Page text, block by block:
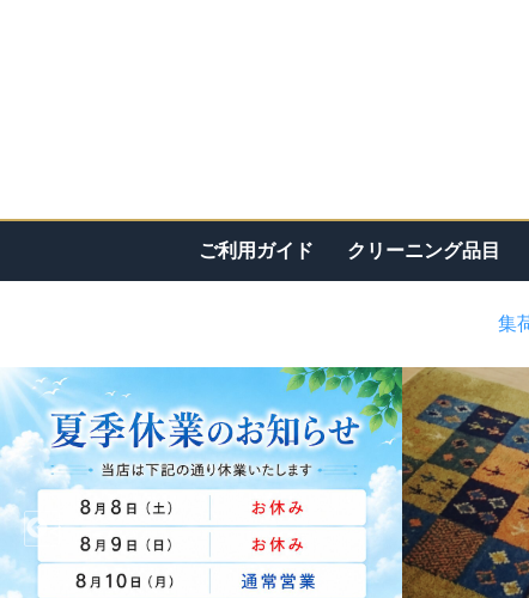
ご利用ガイド クリーニング品目
集
<